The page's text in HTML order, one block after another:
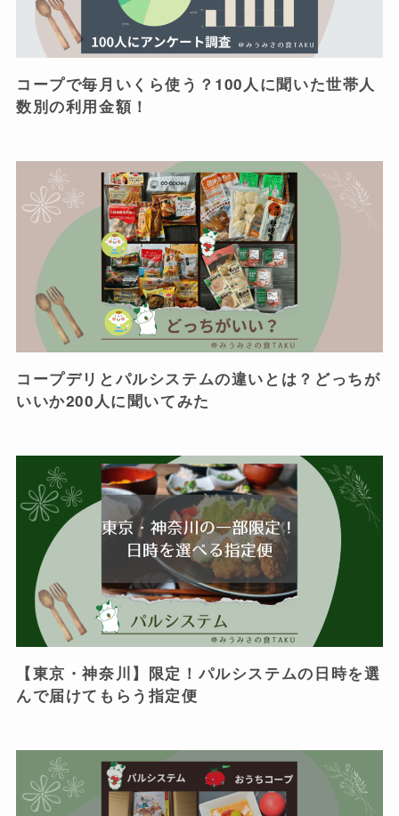
コープで毎月いくら使う？100人に聞いた世帯人
数別の利用金額！
コープデリとパルシステムの違いとは？どっちが
いいか200人に聞いてみた
【東京・神奈川】限定！パルシステムの日時を選
んで届けてもらう指定便